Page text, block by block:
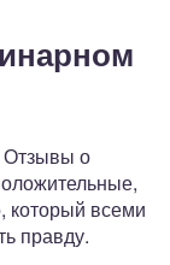
Отзывы о
который всеми
правду.